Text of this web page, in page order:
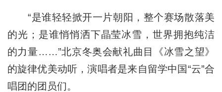
“是谁轻轻掀开一片朝阳，整个赛场散落美
的光；是谁悄悄洒下晶莹冰雪，世界拥抱纯洁
的力量……”北京冬奥会献礼曲目《冰雪之望》
的旋律优美动听，演唱者是来自留学中国“云”合
唱团的团员们。